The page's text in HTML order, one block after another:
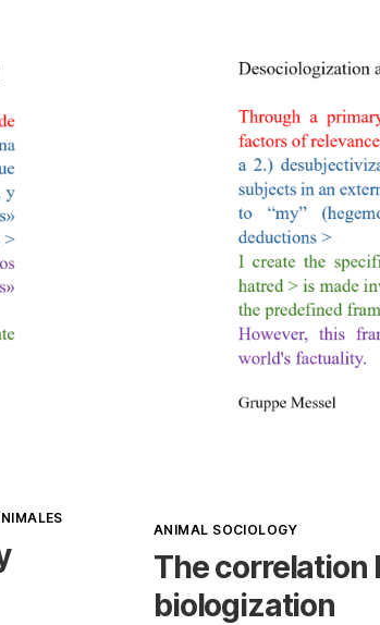
Kategorien
ANIMAL SOCIOLOGY
The correlation
biologization